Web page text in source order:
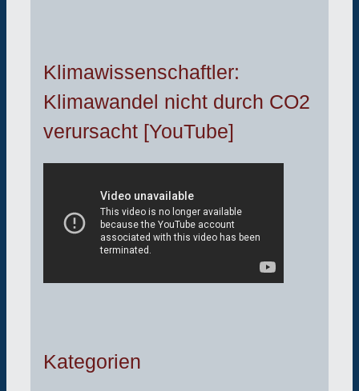
Klimawissenschaftler:
Klimawandel nicht durch CO2
verursacht [YouTube]
Kategorien